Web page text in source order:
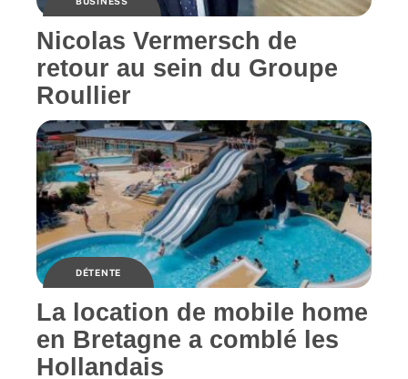
Nicolas Vermersch de
retour au sein du Groupe
Roullier
DÉTENTE
La location de mobile home
en Bretagne a comblé les
Hollandais